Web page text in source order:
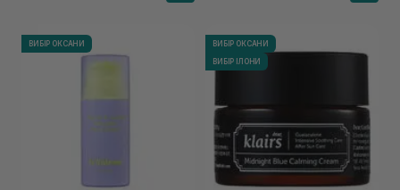
ВИБІР ОКСАНИ
ВИБІР ОКСАНИ
ВИБІР ІЛОНИ